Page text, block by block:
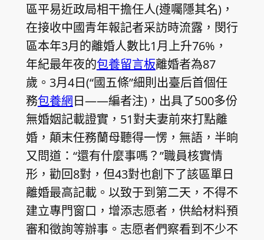
區平易近政局相干擔任人(遵囑隱其名)，
在接收中國青年報記者采訪時流露，閔行
區本年3月的離婚人數比1月上升76%，
年紀最年夜的包養留言板離婚者為87
歲。3月4日(“國五條”細則出臺后首個任
務包養網日——編者注)，出具了500多份
無婚姻記載證實，51對夫妻前來打點離
婚，顛末任務蘭母聽得一愣，無語，半晌
又問道：“還有什麼事嗎？”職員核實情
形，勸回8對，但43對也創下了該區單日
離婚最高記載。以致于到第二天，不得不
建立專門窗口，增添志愿者，供給材料預
審和徵詢等辦事。志愿者們察看到不少不